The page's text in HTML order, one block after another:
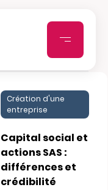
Création d'une
entreprise
Capital social et
actions SAS :
différences et
crédibilité